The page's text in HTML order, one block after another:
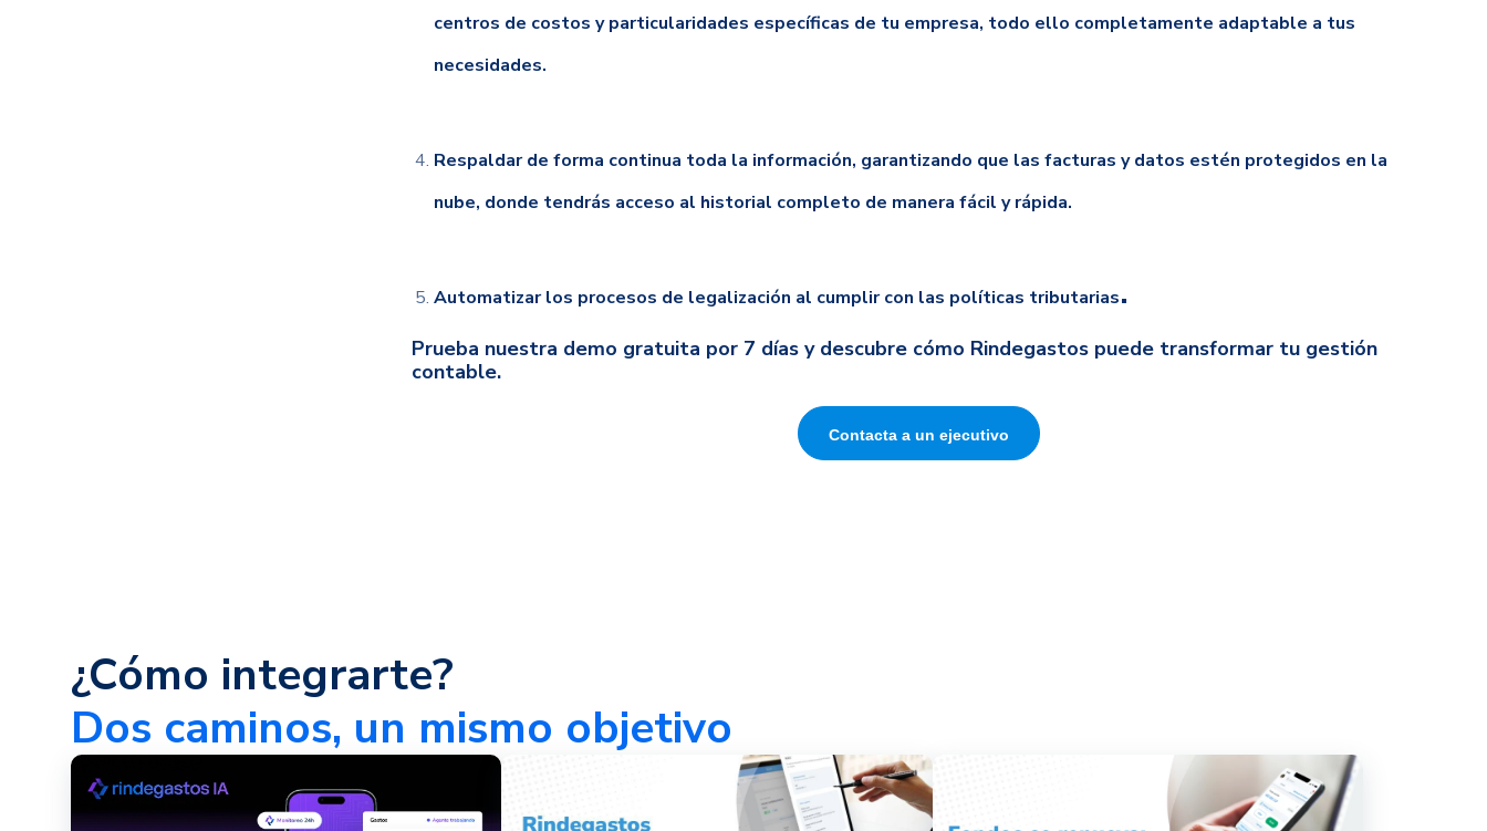
centros de costos y particularidades específicas de tu empresa, todo ello completamente adaptable a tus
necesidades.
Respaldar de forma continua toda la información, garantizando que las facturas y datos estén protegidos en la
nube, donde tendrás acceso al historial completo de manera fácil y rápida.
Automatizar los procesos de legalización al cumplir con las políticas tributarias.
Prueba nuestra demo gratuita por 7 días y descubre cómo Rindegastos puede transformar tu gestión
contable.
Contacta a un ejecutivo
¿Cómo integrarte?
Dos caminos, un mismo objetivo